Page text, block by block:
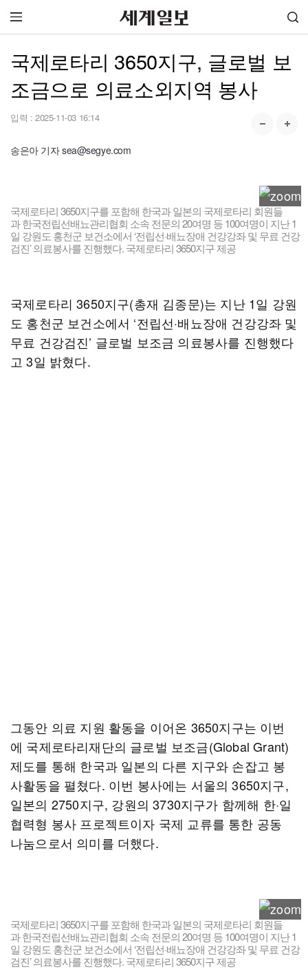
국제로타리 3650지구, 글로벌 보
조금으로 의료소외지역 봉사
입력 : 2025-11-03 16:14
송은아 기자 sea@segye.com
국제로타리 3650지구를 포함해 한국과 일본의 국제로타리 회원들
과 한국전립선배뇨관리협회 소속 전문의 20여명 등 100여명이 지난 1
일 강원도 홍천군 보건소에서 ‘전립선·배뇨장애 건강강좌 및 무료 건강
검진’ 의료봉사를 진행했다. 국제로타리 3650지구 제공
국제로타리 3650지구(총재 김종문)는 지난 1일 강원
도 홍천군 보건소에서 ‘전립선·배뇨장애 건강강좌 및
무료 건강검진’ 글로벌 보조금 의료봉사를 진행했다
고 3일 밝혔다.
그동안 의료 지원 활동을 이어온 3650지구는 이번
에 국제로타리재단의 글로벌 보조금(Global Grant)
제도를 통해 한국과 일본의 다른 지구와 손잡고 봉
사활동을 펼쳤다. 이번 봉사에는 서울의 3650지구,
일본의 2750지구, 강원의 3730지구가 함께해 한·일
협력형 봉사 프로젝트이자 국제 교류를 통한 공동
나눔으로서 의미를 더했다.
국제로타리 3650지구를 포함해 한국과 일본의 국제로타리 회원들
과 한국전립선배뇨관리협회 소속 전문의 20여명 등 100여명이 지난 1
일 강원도 홍천군 보건소에서 ‘전립선·배뇨장애 건강강좌 및 무료 건강
검진’ 의료봉사를 진행했다. 국제로타리 3650지구 제공